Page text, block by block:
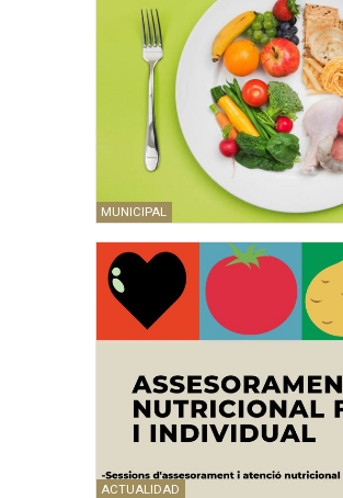
MUNICIPAL
ACTUALIDAD